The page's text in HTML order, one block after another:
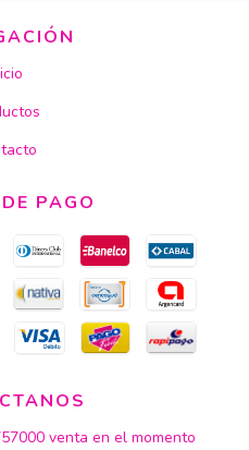
PAGO
venta en el momento